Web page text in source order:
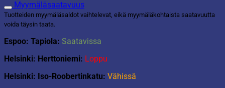
määrä
Myymäläsaatavuus
Tuotteiden myymäläsaldot vaihtelevat, eikä myymäläkohtaista saatavuutta
voida täysin taata.
Espoo: Tapiola: Saatavissa
Helsinki: Herttoniemi: Loppu
Helsinki: Iso-Roobertinkatu: Vähissä